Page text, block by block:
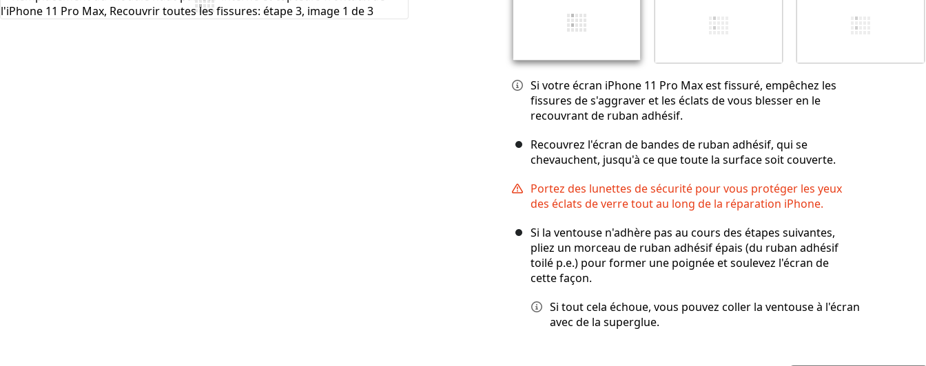
Publier un commentaire
Si votre écran iPhone 11 Pro Max est fissuré, empêchez les
fissures de s'aggraver et les éclats de vous blesser en le
recouvrant de ruban adhésif.
Recouvrez l'écran de bandes de ruban adhésif, qui se
chevauchent, jusqu'à ce que toute la surface soit couverte.
Portez des lunettes de sécurité pour vous protéger les yeux
des éclats de verre tout au long de la réparation iPhone.
Si la ventouse n'adhère pas au cours des étapes suivantes,
pliez un morceau de ruban adhésif épais (du ruban adhésif
toilé p.e.) pour former une poignée et soulevez l'écran de
cette façon.
Si tout cela échoue, vous pouvez coller la ventouse à l'écran
avec de la superglue.